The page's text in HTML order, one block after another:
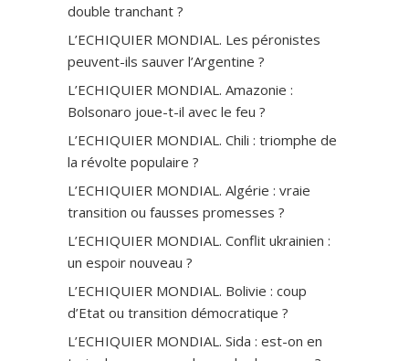
double tranchant ?
L’ECHIQUIER MONDIAL. Les péronistes
peuvent-ils sauver l’Argentine ?
L’ECHIQUIER MONDIAL. Amazonie :
Bolsonaro joue-t-il avec le feu ?
L’ECHIQUIER MONDIAL. Chili : triomphe de
la révolte populaire ?
L’ECHIQUIER MONDIAL. Algérie : vraie
transition ou fausses promesses ?
L’ECHIQUIER MONDIAL. Conflit ukrainien :
un espoir nouveau ?
L’ECHIQUIER MONDIAL. Bolivie : coup
d’Etat ou transition démocratique ?
L’ECHIQUIER MONDIAL. Sida : est-on en